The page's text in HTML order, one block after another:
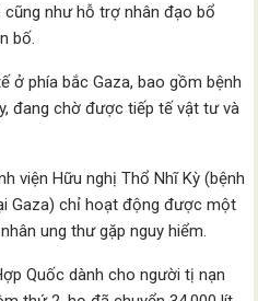
cũng như hỗ trợ nhân đạo bổ
bố.
ở phía bắc Gaza, bao gồm bệnh
đang chờ được tiếp tế vật tư và
viện Hữu nghị Thổ Nhĩ Kỳ (bệnh
Gaza) chỉ hoạt động được một
ung thư gặp nguy hiểm.
Quốc dành cho người tị nạn